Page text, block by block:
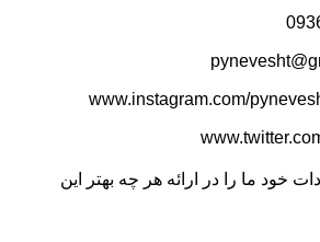
خود ما را در ارائه هر چه بهتر این